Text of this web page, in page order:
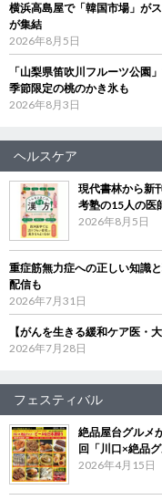
横浜高島屋で「韓国市場」が
が集結
2026年8月5日
「山梨県笛吹川フルーツ公園
季節限定の桃のかき氷も
2026年8月3日
ヘルスケア
現代書林から新
考塾の15人の医
2026年8月5日
重症筋無力症への正しい知識
配信も
2026年7月31日
【がんを生きる緩和ケア医・
2026年7月28日
フェスティバル
絶品屋台グルメ
回「川口×絶品
2026年4月15日